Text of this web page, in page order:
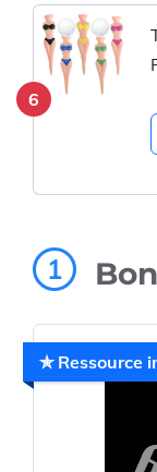
6
1
✯ Ressource